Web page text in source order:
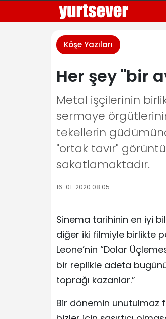
Köşe Yazıları
Her şey "bir
Metal işçilerinin
sermaye
tekellerin
"ortak tavır"
sakatlamaktadır.
16-01-2020 08:05
Sinema tarihinin en iyi
diğer iki filmiyle birlikte
Leone’nin “Dolar
bir replikle adeta
toprağı kazanlar.”
Bir dönemin unutulmaz